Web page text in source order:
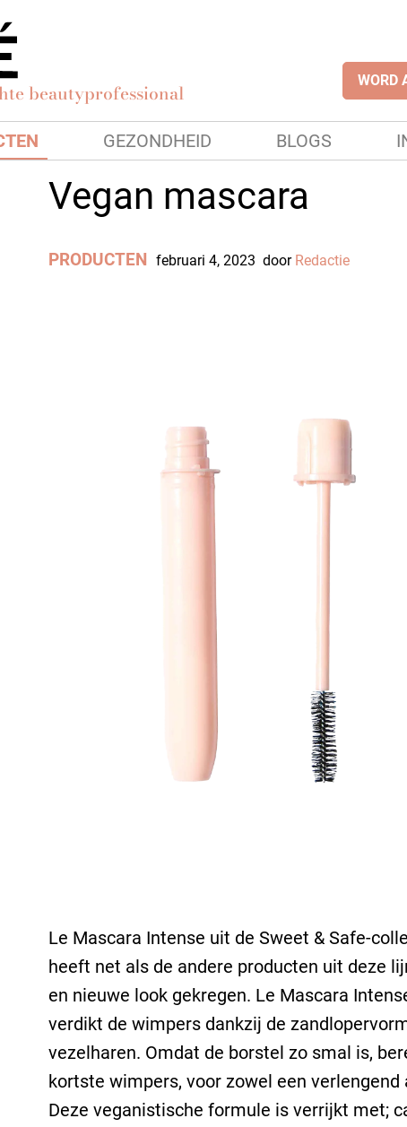
beautyprofessional WORD
GEZONDHEID BLOGS
Vegan mascara
PRODUCTEN februari 4, 2023 door Redactie
Le Mascara Intense uit de Sweet & Safe-
heeft net als de andere producten uit deze
en nieuwe look gekregen. Le Mascara
verdikt de wimpers dankzij de
vezelharen. Omdat de borstel zo smal is,
kortste wimpers, voor zowel een
Deze veganistische formule is verrijkt met;